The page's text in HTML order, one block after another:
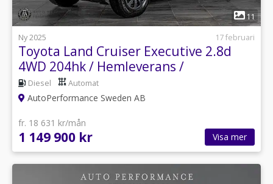
1
11
Ny 2025
17 februari
Toyota Land Cruiser Executive 2.8d
4WD 204hk / Hemleverans /
Diesel Automat
AutoPerformance Sweden AB
fr. 18 631 kr/mån
1 149 900 kr Visa mer